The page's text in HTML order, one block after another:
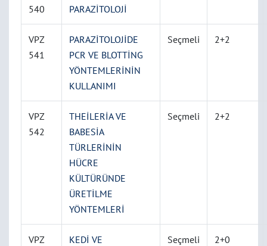
540
PARAZİTOLOJİ
VPZ
541
PARAZİTOLOJİDE
PCR VE BLOTTİNG
YÖNTEMLERİNİN
KULLANIMI
Seçmeli 2+2
VPZ
542
THEİLERİA VE
BABESİA
TÜRLERİNİN
HÜCRE
KÜLTÜRÜNDE
ÜRETİLME
YÖNTEMLERİ
Seçmeli 2+2
VPZ
KEDİ VE
Seçmeli 2+0